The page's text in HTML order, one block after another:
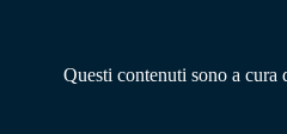
Questi contenuti sono a